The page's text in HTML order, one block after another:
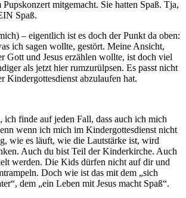
mitgemacht. Sie hatten Spaß. Tja,
Spaß.
– eigentlich ist es doch der Punkt da oben:
ich sagen wollte, gestört. Meine Ansicht,
Gott und Jesus erzählen wollte, ist doch viel
als jetzt hier rumzurülpsen. Es passt nicht
Kindergottesdienst abzulaufen hat.
ich finde auf jeden Fall, dass auch ich mich
wenn ich mich im Kindergottesdienst nicht
wie es läuft, wie die Lautstärke ist, wird
Auch du bist Teil der Kinderkirche. Auch
werden. Die Kids dürfen nicht auf dir und
Doch wie ist das mit dem „sich
dem „ein Leben mit Jesus macht Spaß“.